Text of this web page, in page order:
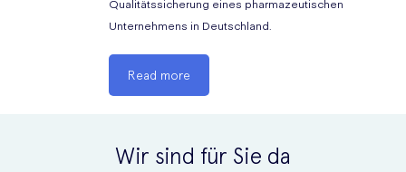
Qualitätssicherung eines pharmazeutischen
Unternehmens in Deutschland.
Read more
Wir sind für Sie da